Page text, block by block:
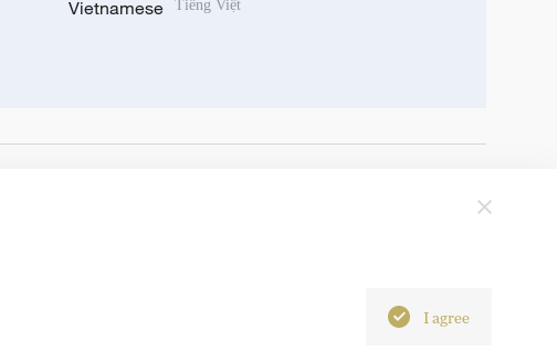
Vietnamese Tiếng Việt
I agree